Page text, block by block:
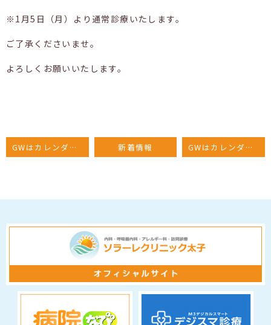
※1月5日（月）より通常診療いたします。
ご了承くださいませ。
よろしくお願いいたします。
GWはカレンダー通り診療いたします 新着情報 GWはカレンダー通り診療します